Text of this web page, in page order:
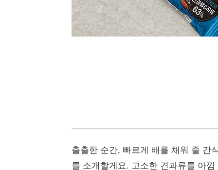
출출한 순간, 빠르게 배를 채워 줄 간
를 소개할게요. 고소한 견과류를 아